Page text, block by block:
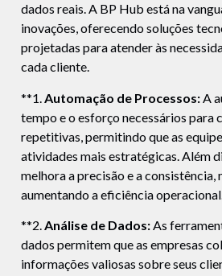
dados reais. A BP Hub está na
inovações, oferecendo soluções
projetadas para atender às
cada cliente.
**1. Automação de Processos: A
tempo e o esforço necessários para
repetitivas, permitindo que as
atividades mais estratégicas. Além
melhora a precisão e a consistência,
aumentando a eficiência operacional.
**2.Análise de Dados:As
dados permitem que as empresas
informações valiosas sobre seus